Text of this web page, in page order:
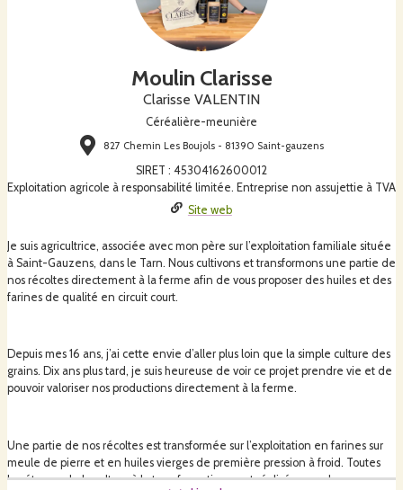
Moulin Clarisse
Clarisse VALENTIN
Céréalière-meunière
827 Chemin Les Boujols - 81390 Saint-gauzens
SIRET : 45304162600012
Exploitation agricole à responsabilité limitée. Entreprise non assujettie à TVA
Site web
Je suis agricultrice, associée avec mon père sur l’exploitation familiale située
à Saint-Gauzens, dans le Tarn. Nous cultivons et transformons une partie de
nos récoltes directement à la ferme afin de vous proposer des huiles et des
farines de qualité en circuit court.
Depuis mes 16 ans, j’ai cette envie d’aller plus loin que la simple culture des
grains. Dix ans plus tard, je suis heureuse de voir ce projet prendre vie et de
pouvoir valoriser nos productions directement à la ferme.
Une partie de nos récoltes est transformée sur l’exploitation en farines sur
meule de pierre et en huiles vierges de première pression à froid. Toutes
les étapes, de la culture à la transformation, sont réalisées sur place.